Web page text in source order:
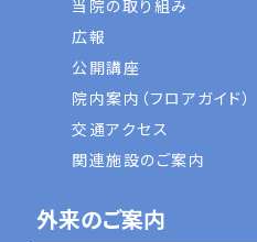
当院の取り組み
広報
公開講座
院内案内（フロアガイド）
交通アクセス
関連施設のご案内
外来のご案内